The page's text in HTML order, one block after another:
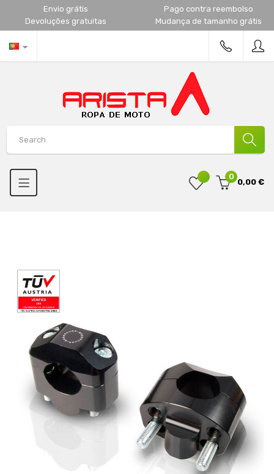
Envio grátis
Pago contra reembolso
Devoluções gratuitas
Mudança de tamanho grátis
0
0,00 €